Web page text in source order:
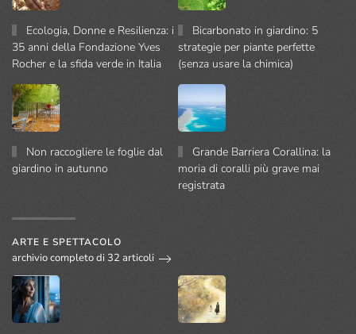
Ecologia, Donne e Resilienza: i
35 anni della Fondazione Yves
Rocher e la sfida verde in Italia
Bicarbonato in giardino: 5
strategie per piante perfette
(senza usare la chimica)
Non raccogliere le foglie dal
giardino in autunno
Grande Barriera Corallina: la
moria di coralli più grave mai
registrata
ARTE E SPETTACOLO
archivio completo di 32 articoli